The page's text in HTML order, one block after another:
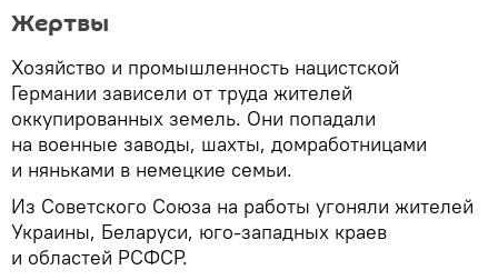
Жертвы
Хозяйство и промышленность нацистской
Германии зависели от труда жителей
оккупированных земель. Они попадали
на военные заводы, шахты, домработницами
и няньками в немецкие семьи.
Из Советского Союза на работы угоняли жителей
Украины, Беларуси, юго-западных краев
и областей РСФСР.